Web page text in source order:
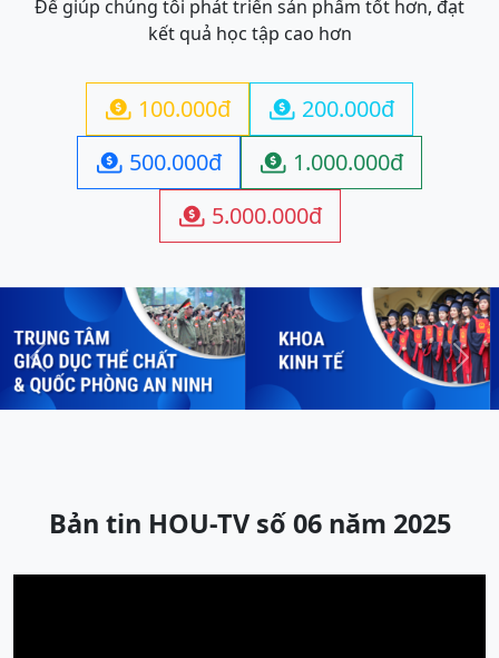
Để giúp chúng tôi phát triển sản phẩm tốt hơn, đạt
kết quả học tập cao hơn
 100.000đ  200.000đ
 500.000đ  1.000.000đ
 5.000.000đ
Previous Next
Bản tin HOU-TV số 06 năm 2025